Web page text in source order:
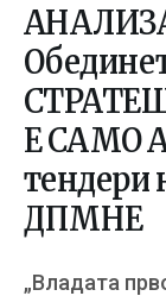
Е САМО
тендери
ДПМНЕ
„Владата